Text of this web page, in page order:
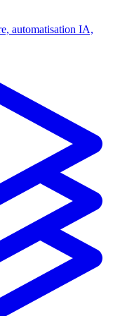
automatisation IA,